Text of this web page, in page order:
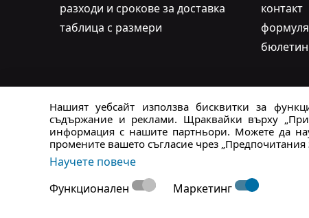
разходи и срокове за доставка
таблица с размери
контакт
бюлетин
*Всички цени, показани в български лева (BGN),
Нашият уебсайт използва бисквитки за
съдържание и реклами. Щраквайки върху
информация с нашите партньори. Можете да
промените вашето съгласие чрез „Предпочитания
Научете повече
Функционален
Маркетинг